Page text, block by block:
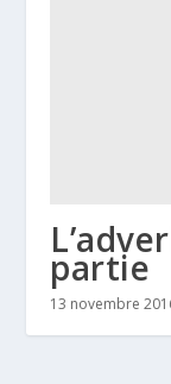
partie
13 novembre